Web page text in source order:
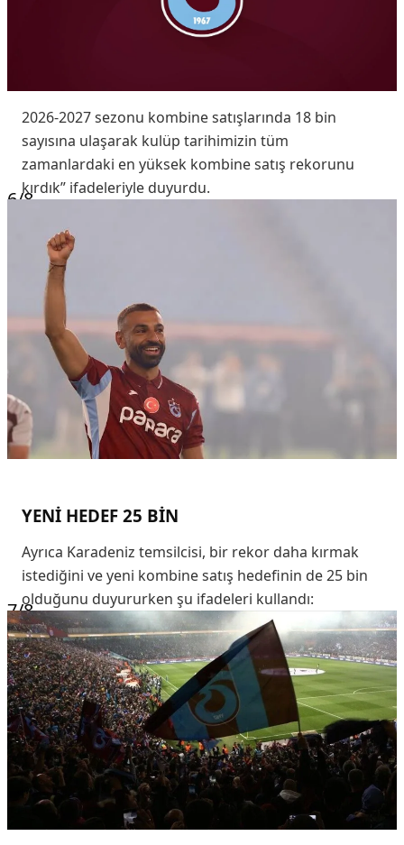
2026-2027 sezonu kombine satışlarında 18 bin
sayısına ulaşarak kulüp tarihimizin tüm
zamanlardaki en yüksek kombine satış rekorunu
kırdık” ifadeleriyle duyurdu.
6/8
YENİ HEDEF 25 BİN
Ayrıca Karadeniz temsilcisi, bir rekor daha kırmak
istediğini ve yeni kombine satış hedefinin de 25 bin
olduğunu duyururken şu ifadeleri kullandı:
7/8